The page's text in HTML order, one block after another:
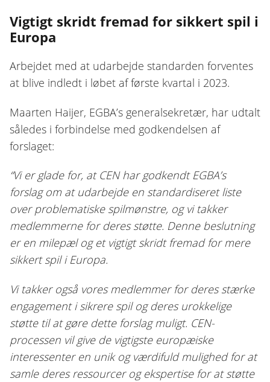
Vigtigt skridt fremad for sikkert spil i
Europa
Arbejdet med at udarbejde standarden forventes
at blive indledt i løbet af første kvartal i 2023.
Maarten Haijer, EGBA’s generalsekretær, har udtalt
således i forbindelse med godkendelsen af
forslaget:
“Vi er glade for, at CEN har godkendt EGBA’s
forslag om at udarbejde en standardiseret liste
over problematiske spilmønstre, og vi takker
medlemmerne for deres støtte. Denne beslutning
er en milepæl og et vigtigt skridt fremad for mere
sikkert spil i Europa.
Vi takker også vores medlemmer for deres stærke
engagement i sikrere spil og deres urokkelige
støtte til at gøre dette forslag muligt. CEN-
processen vil give de vigtigste europæiske
interessenter en unik og værdifuld mulighed for at
samle deres ressourcer og ekspertise for at støtte